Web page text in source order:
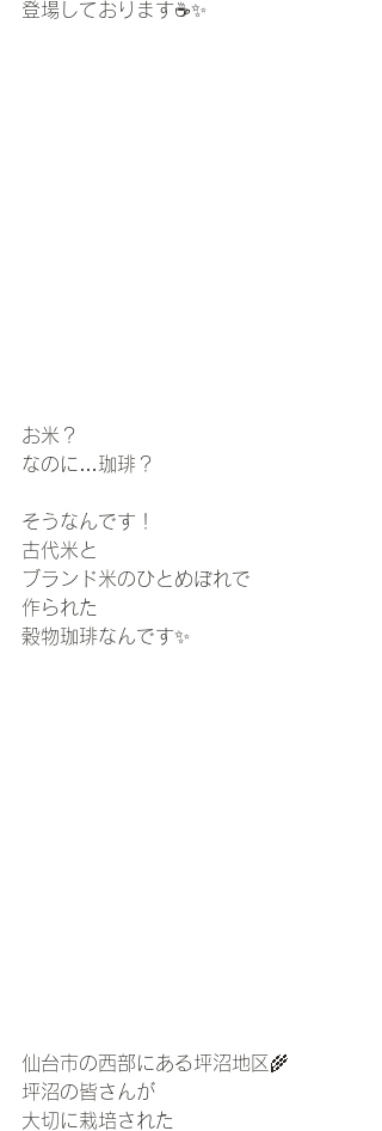
登場しております☕️✨
お米？
なのに…珈琲？
そうなんです！
古代米と
ブランド米のひとめぼれで
作られた
穀物珈琲なんです✨
仙台市の西部にある坪沼地区🌾
坪沼の皆さんが
大切に栽培された